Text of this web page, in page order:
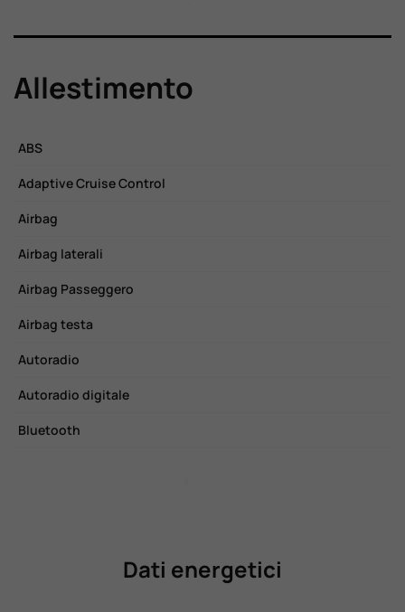
Allestimento
ABS
Adaptive Cruise Control
Airbag
Airbag laterali
Airbag Passeggero
Airbag testa
Autoradio
Autoradio digitale
Bluetooth
Dati energetici